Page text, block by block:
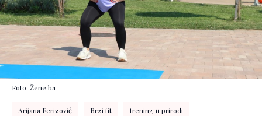
Foto: Žene.ba
Arijana Ferizović Brzi fit trening u prirodi